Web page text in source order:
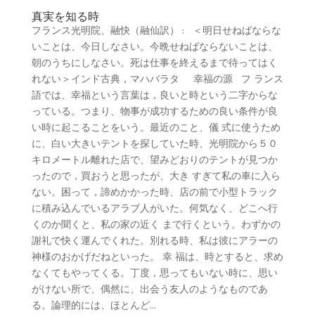
真実を知る時
フランス光明院、融快（融仙訳） : ＜明日せねばならな
いことは、今日しなさい。今晩せねばならないことは、
朝のうちにしなさい。死は仕事を終えるまで待ってはく
れない＞インド古典，マハバラタ 幸福の源 フ ランス
語では、幸福という言葉は，良いと時という二字からな
っている。つまり、物事が成功するための良い条件が良
い時に起こることをいう。最近のこと、儀 式に使うため
に、白い大きいテントを探していた時、光明院から５０
キロメートル離れた店で、望みどおりのテントが見つか
ったので，買おうと思ったが、大き すぎて私の車に入ら
ない。困って，諦めかかった時、店の前で小型トラック
に積み込んでいるアラブ人がいた。何気なく、どこへ行
くのか聞くと、私の家の近く まで行くという。わずかの
謝礼で快く運んでくれた。別れる時、私は彼にアラーの
神様のおかげだねといった。 幸 福は、時とすると、求め
なくてもやってくる。丁度，思ってもいない時に、思い
がけない所で、偶然に、出会う友人のようなものであ
る。論理的には、ほとんど...